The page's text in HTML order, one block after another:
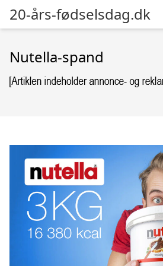
20-års-fødselsdag.dk
Nutella-spand